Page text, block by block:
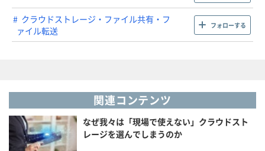
クラウドストレージ・ファイル共有・フ
ァイル転送
フォローする
関連コンテンツ
なぜ我々は「現場で使えない」クラウドスト
レージを選んでしまうのか